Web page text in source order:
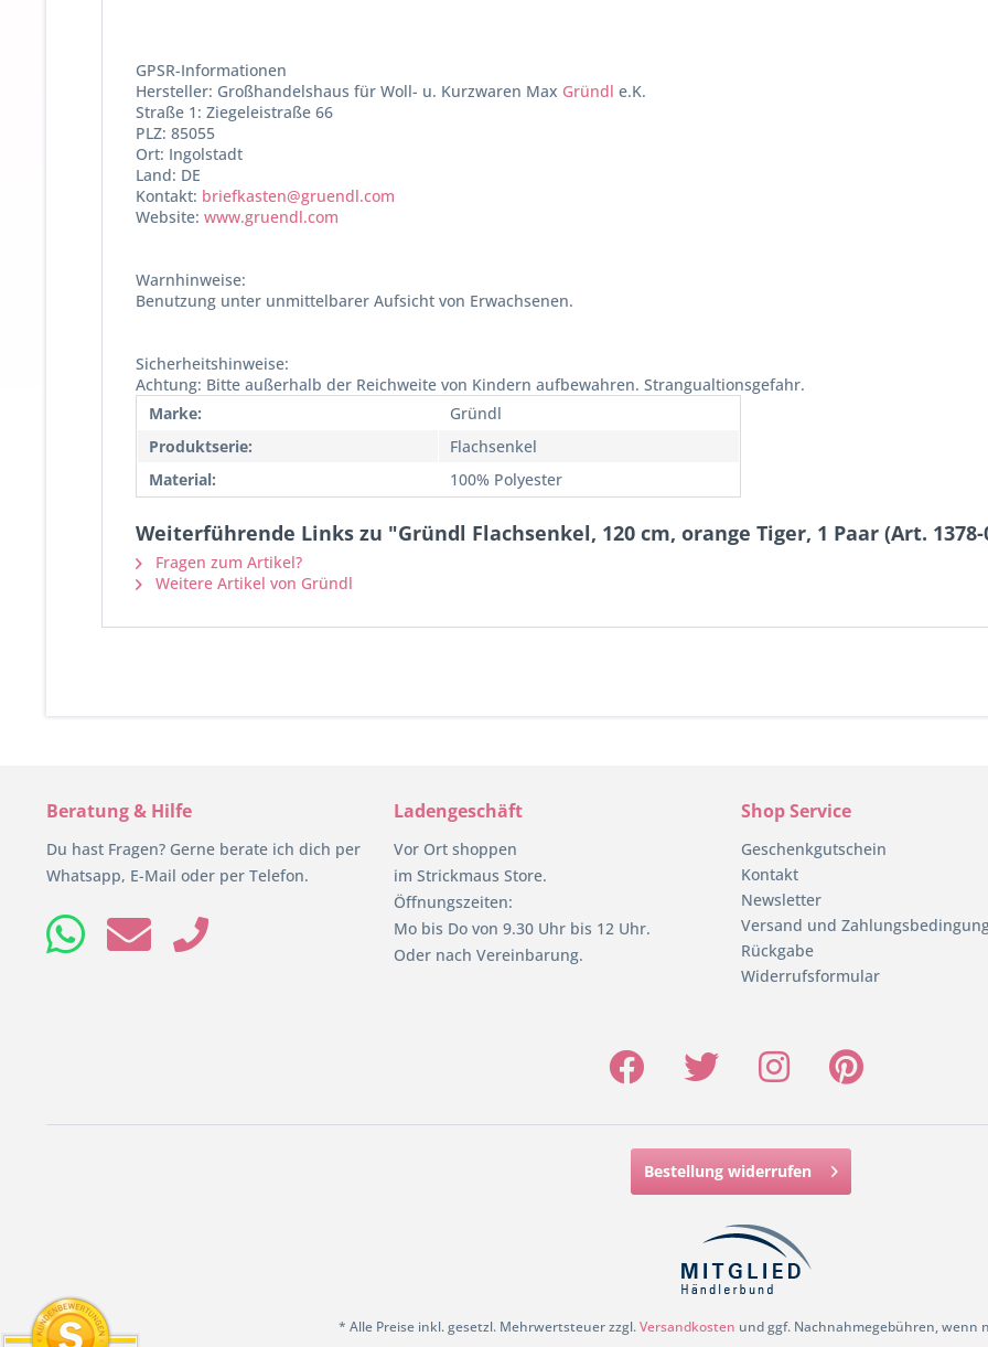
GPSR-Informationen
Hersteller: Großhandelshaus für Woll- u. Kurzwaren Max Gründl e.K.
Straße 1: Ziegeleistraße 66
PLZ: 85055
Ort: Ingolstadt
Land: DE
Kontakt: briefkasten@gruendl.com
Website: www.gruendl.com
Warnhinweise:
Benutzung unter unmittelbarer Aufsicht von Erwachsenen.
Sicherheitshinweise:
Achtung: Bitte außerhalb der Reichweite von Kindern aufbewahren. Strangualtionsgefahr.
Marke:
Gründl
Produktserie:
Flachsenkel
Material:
100% Polyester
Weiterführende Links zu "Gründl Flachsenkel, 120 cm, orange Tiger, 1 Paar (Art. 1378-
Fragen zum Artikel?
Weitere Artikel von Gründl
Beratung & Hilfe
Du hast Fragen? Gerne berate ich dich per
Whatsapp, E-Mail oder per Telefon.
Ladengeschäft
Vor Ort shoppen
im Strickmaus Store.
Öffnungszeiten:
Mo bis Do von 9.30 Uhr bis 12 Uhr.
Oder nach Vereinbarung.
Shop Service
Geschenkgutschein
Kontakt
Newsletter
Versand und
Rückgabe
Widerrufsformular
Bestellung widerrufen
* Alle Preise inkl. gesetzl. Mehrwertsteuer zzgl.Versandkosten und ggf. Nachnahmegebühren, wenn